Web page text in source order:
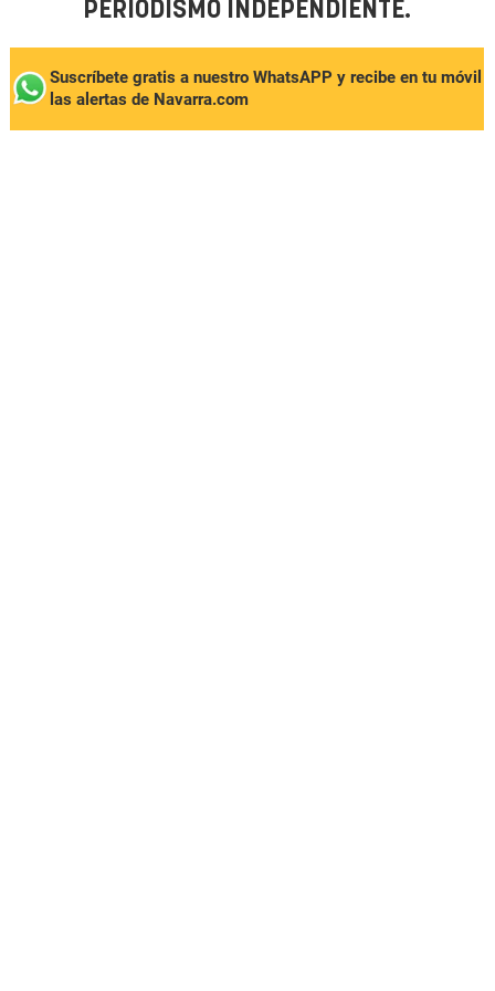
PERIODISMO INDEPENDIENTE.
Suscríbete gratis a nuestro WhatsAPP y recibe en tu móvil
las alertas de Navarra.com